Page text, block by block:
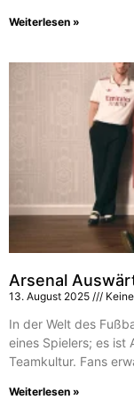
Weiterlesen »
Arsenal
13. August 2025
In der Welt des
eines Spielers; es ist
Teamkultur. Fans
Weiterlesen »